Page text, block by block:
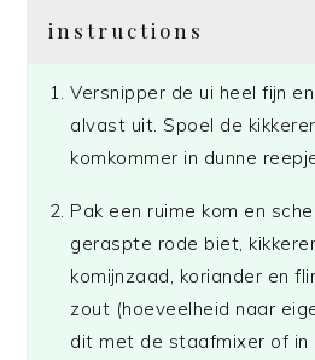
instructions
Versnipper de ui heel fijn
alvast uit. Spoel de
komkommer in dunne
Pak een ruime kom en
geraspte rode biet,
komijnzaad, koriander en
zout (hoeveelheid naar
dit met de staafmixer of in